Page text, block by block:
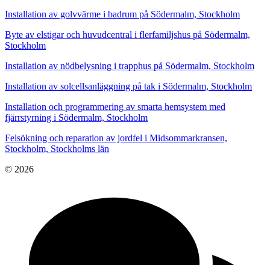
Installation av golvvärme i badrum på Södermalm, Stockholm
Byte av elstigar och huvudcentral i flerfamiljshus på Södermalm,
Stockholm
Installation av nödbelysning i trapphus på Södermalm, Stockholm
Installation av solcellsanläggning på tak i Södermalm, Stockholm
Installation och programmering av smarta hemsystem med
fjärrstyrning i Södermalm, Stockholm
Felsökning och reparation av jordfel i Midsommarkransen,
Stockholm, Stockholms län
© 2026